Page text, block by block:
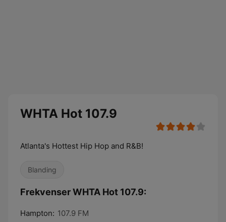
WHTA Hot 107.9
Atlanta's Hottest Hip Hop and R&B!
Blanding
Frekvenser WHTA Hot 107.9:
Hampton: 107.9 FM